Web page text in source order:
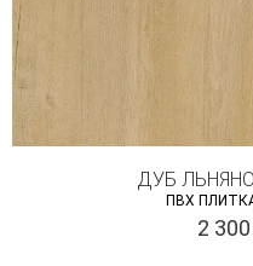
ДУБ
ПВХ
2 300